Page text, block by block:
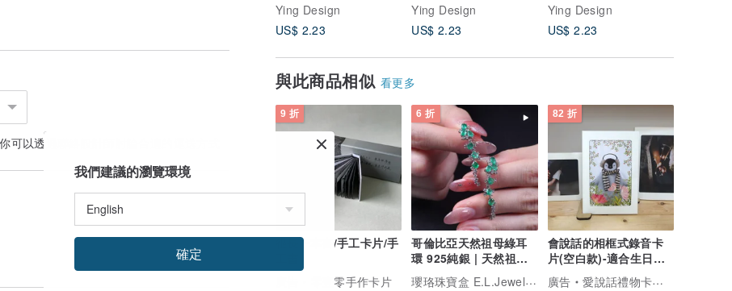
Ying Design
US$ 2.23
Ying Design
US$ 2.23
Ying Design
US$ 2.23
與此商品相似 看更多
9 折
很長一本書/手工卡片/手
零壹零手作卡片
6 折
哥倫比亞天然祖母綠耳
環 925純銀 | 天然祖母
綠 | 送禮
瓔珞珠寶盒 E.L.Jewelry Box
82 折
會說話的相框式錄音卡
片(空白款)-適合生日、
情人節、聖誕節禮物
廣告
愛說話禮物卡片部屋
可以透過
我們建議的瀏覽環境
確定